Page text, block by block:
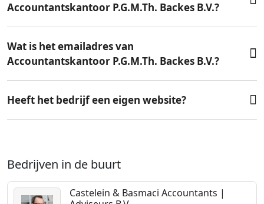
Accountantskantoor P.G.M.Th. Backes B.V.?
Wat is het emailadres van
Accountantskantoor P.G.M.Th. Backes B.V.?
Heeft het bedrijf een eigen website?
Bedrijven in de buurt
Castelein & Basmaci Accountants |